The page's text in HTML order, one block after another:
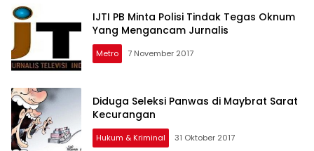
IJTI PB Minta Polisi Tindak Tegas Oknum
Yang Mengancam Jurnalis
Metro 7 November 2017
Diduga Seleksi Panwas di Maybrat Sarat
Kecurangan
Hukum & Kriminal 31 Oktober 2017